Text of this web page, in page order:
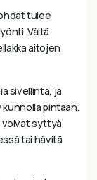
tulee
Vältä
aitojen
sivellintä, ja
pintaan.
voivat syttyä
tai hävitä